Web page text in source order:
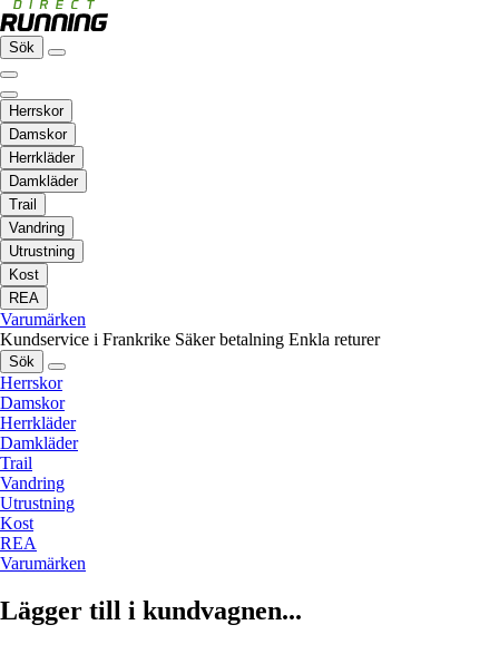
Sök
Herrskor
Damskor
Herrkläder
Damkläder
Trail
Vandring
Utrustning
Kost
REA
Varumärken
Kundservice i Frankrike Säker betalning Enkla returer
Sök
Herrskor
Damskor
Herrkläder
Damkläder
Trail
Vandring
Utrustning
Kost
REA
Varumärken
Lägger till i kundvagnen...